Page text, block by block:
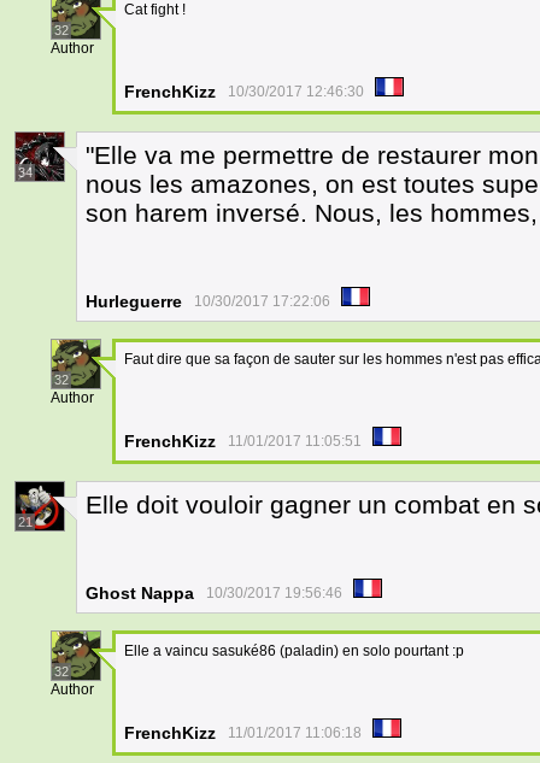
32
Author
Cat fight !
FrenchKizz 10/30/2017 12:46:30
34
"Elle va me permettre de restaurer
nous les amazones, on est toutes
son harem inversé. Nous, les
Hurleguerre 10/30/2017 17:22:06
32
Author
Faut dire que sa façon de sauter sur les hommes n'est pas
FrenchKizz 11/01/2017 11:05:51
21
Elle doit vouloir gagner un combat en
Ghost Nappa 10/30/2017 19:56:46
32
Author
Elle a vaincu sasuké86 (paladin) en solo pourtant :p
FrenchKizz 11/01/2017 11:06:18